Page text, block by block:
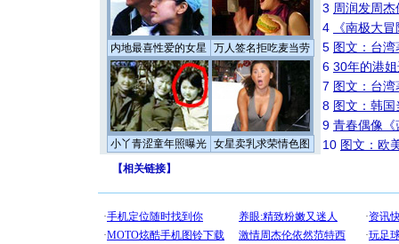
内地最喜性爱的女星 万人签名拒吃麦当劳
小丫青涩童年照曝光 女星卖乳求荣情色图
3 周润发周
4
《南极大
5 图文：台
6 30年的港
7 图文：台
8 图文：韩
9 青春偶像《
10 图文：欧
【相关链接】